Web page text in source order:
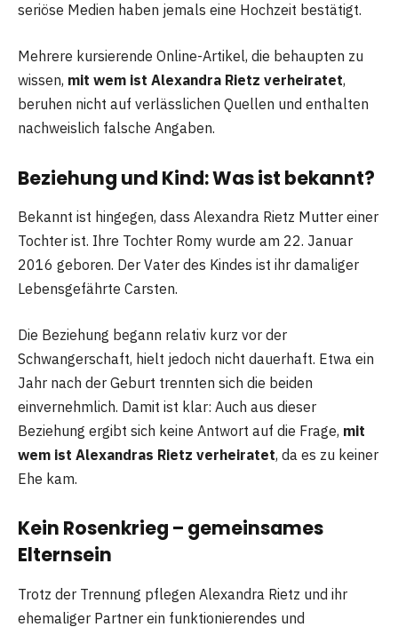
seriöse Medien haben jemals eine Hochzeit bestätigt.
Mehrere kursierende Online-Artikel, die behaupten zu
wissen, mit wem ist Alexandra Rietz verheiratet,
beruhen nicht auf verlässlichen Quellen und enthalten
nachweislich falsche Angaben.
Beziehung und Kind: Was ist bekannt?
Bekannt ist hingegen, dass Alexandra Rietz Mutter einer
Tochter ist. Ihre Tochter Romy wurde am 22. Januar
2016 geboren. Der Vater des Kindes ist ihr damaliger
Lebensgefährte Carsten.
Die Beziehung begann relativ kurz vor der
Schwangerschaft, hielt jedoch nicht dauerhaft. Etwa ein
Jahr nach der Geburt trennten sich die beiden
einvernehmlich. Damit ist klar: Auch aus dieser
Beziehung ergibt sich keine Antwort auf die Frage, mit
wem ist Alexandras Rietz verheiratet, da es zu keiner
Ehe kam.
Kein Rosenkrieg – gemeinsames
Elternsein
Trotz der Trennung pflegen Alexandra Rietz und ihr
ehemaliger Partner ein funktionierendes und